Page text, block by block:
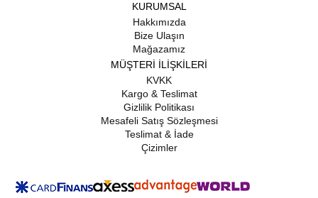
KURUMSAL
Hakkımızda
Bize Ulaşın
Mağazamız
MÜŞTERİ İLİŞKİLERİ
KVKK
Kargo & Teslimat
Gizlilik Politikası
Mesafeli Satış Sözleşmesi
Teslimat & İade
Çizimler